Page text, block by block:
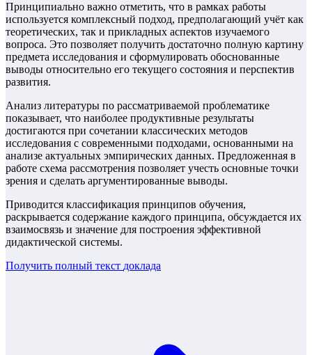
Принципиально важно отметить, что в рамках работы
используется комплексный подход, предполагающий учёт как
теоретических, так и прикладных аспектов изучаемого
вопроса. Это позволяет получить достаточно полную картину
предмета исследования и сформулировать обоснованные
выводы относительно его текущего состояния и перспектив
развития.
Анализ литературы по рассматриваемой проблематике
показывает, что наиболее продуктивные результаты
достигаются при сочетании классических методов
исследования с современными подходами, основанными на
анализе актуальных эмпирических данных. Предложенная в
работе схема рассмотрения позволяет учесть основные точки
зрения и сделать аргументированные выводы.
Приводится классификация принципов обучения,
раскрывается содержание каждого принципа, обсуждается их
взаимосвязь и значение для построения эффективной
дидактической системы.
Получить полный текст доклада